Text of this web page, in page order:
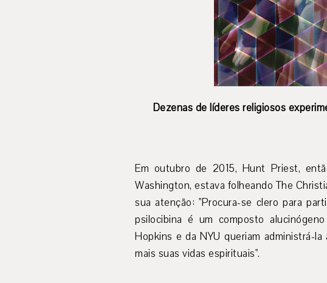
Dezenas de líderes religiosos
Em outubro de 2015, Hunt Priest,
Washington, estava folheando The
sua atenção: "Procura-se clero para
psilocibina é um composto
Hopkins e da NYU queriam administrá-
mais suas vidas espirituais".